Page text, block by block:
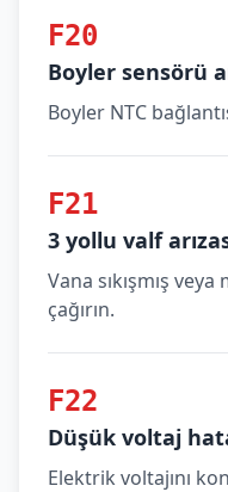
F20
Boyler sensörü
Boyler NTC
F21
3 yollu valf
Vana sıkışmış
çağırın.
F22
Düşük voltaj
Elektrik voltajını